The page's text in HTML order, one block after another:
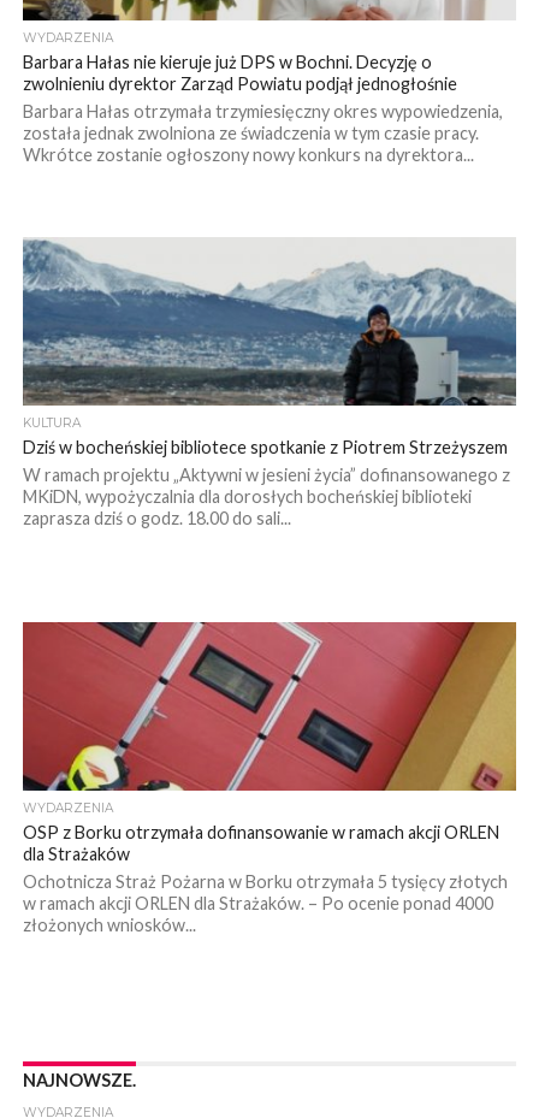
WYDARZENIA
Barbara Hałas nie kieruje już DPS w Bochni. Decyzję o
zwolnieniu dyrektor Zarząd Powiatu podjął jednogłośnie
Barbara Hałas otrzymała trzymiesięczny okres wypowiedzenia,
została jednak zwolniona ze świadczenia w tym czasie pracy.
Wkrótce zostanie ogłoszony nowy konkurs na dyrektora...
KULTURA
Dziś w bocheńskiej bibliotece spotkanie z Piotrem Strzeżyszem
W ramach projektu „Aktywni w jesieni życia” dofinansowanego z
MKiDN, wypożyczalnia dla dorosłych bocheńskiej biblioteki
zaprasza dziś o godz. 18.00 do sali...
WYDARZENIA
OSP z Borku otrzymała dofinansowanie w ramach akcji ORLEN
dla Strażaków
Ochotnicza Straż Pożarna w Borku otrzymała 5 tysięcy złotych
w ramach akcji ORLEN dla Strażaków. – Po ocenie ponad 4000
złożonych wniosków...
NAJNOWSZE.
WYDARZENIA